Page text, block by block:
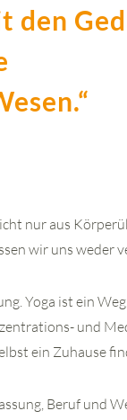
den
nur aus
wir uns weder
Yoga ist ein
und
ein Zuhause
Beruf und